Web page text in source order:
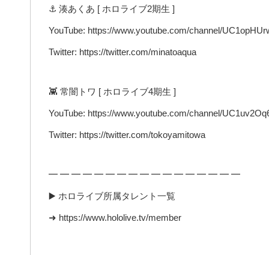
⚓️ 湊あくあ [ ホロライブ2期生 ]
YouTube: https://www.youtube.com/channel/
Twitter: https://twitter.com/minatoaqua
👾 常闇トワ [ ホロライブ4期生 ]
YouTube: https://www.youtube.com/channel/
Twitter: https://twitter.com/tokoyamitowa
━ ━ ━ ━ ━ ━ ━ ━ ━ ━ ━ ━ ━ ━ ━ ━ ━
▶️ ホロライブ所属タレント一覧
➜ https://www.hololive.tv/member